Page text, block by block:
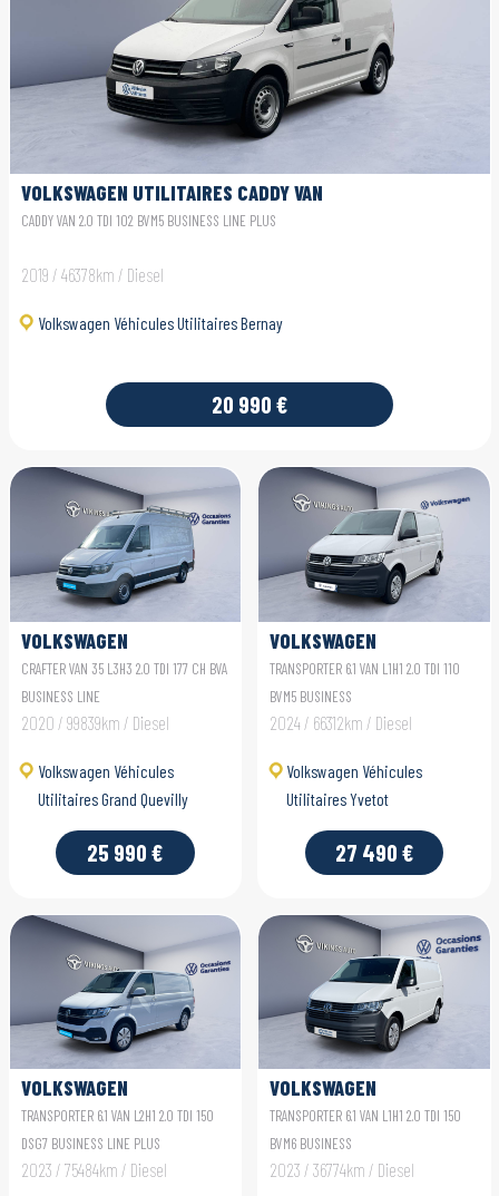
VOLKSWAGEN UTILITAIRES CADDY VAN
CADDY VAN 2.0 TDI 102 BVM5 BUSINESS LINE PLUS
2019 / 46378km / Diesel
Volkswagen Véhicules Utilitaires Bernay
20 990 €
VOLKSWAGEN
UTILITAIRES CRAFTER
VAN
CRAFTER VAN 35 L3H3 2.0 TDI 177 CH BVA
BUSINESS LINE
2020 / 99839km / Diesel
Volkswagen Véhicules
Utilitaires Grand Quevilly
25 990 €
VOLKSWAGEN
UTILITAIRES
TRANSPORTER 6.1 VAN
TRANSPORTER 6.1 VAN L1H1 2.0 TDI 110
BVM5 BUSINESS
2024 / 66312km / Diesel
Volkswagen Véhicules
Utilitaires Yvetot
27 490 €
VOLKSWAGEN
UTILITAIRES
TRANSPORTER 6.1 VAN
TRANSPORTER 6.1 VAN L2H1 2.0 TDI 150
DSG7 BUSINESS LINE PLUS
2023 / 75484km / Diesel
VOLKSWAGEN
UTILITAIRES
TRANSPORTER 6.1 VAN
TRANSPORTER 6.1 VAN L1H1 2.0 TDI 150
BVM6 BUSINESS
2023 / 36774km / Diesel